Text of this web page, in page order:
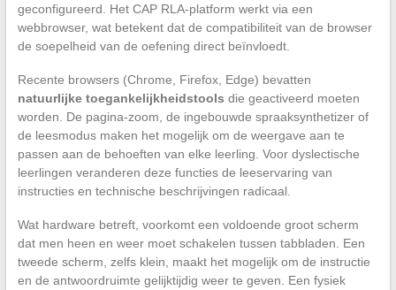
geconfigureerd. Het CAP RLA-platform werkt via een
webbrowser, wat betekent dat de compatibiliteit van de browser
de soepelheid van de oefening direct beïnvloedt.
Recente browsers (Chrome, Firefox, Edge) bevatten
natuurlijke toegankelijkheidstools die geactiveerd moeten
worden. De pagina-zoom, de ingebouwde spraaksynthetizer of
de leesmodus maken het mogelijk om de weergave aan te
passen aan de behoeften van elke leerling. Voor dyslectische
leerlingen veranderen deze functies de leeservaring van
instructies en technische beschrijvingen radicaal.
Wat hardware betreft, voorkomt een voldoende groot scherm
dat men heen en weer moet schakelen tussen tabbladen. Een
tweede scherm, zelfs klein, maakt het mogelijk om de instructie
en de antwoordruimte gelijktijdig weer te geven. Een fysiek